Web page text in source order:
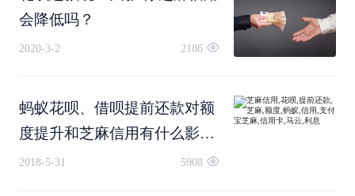
会降低吗？
2020-3-2 2186
蚂蚁花呗、借呗提前还款对额
度提升和芝麻信用有什么影
响？
2018-5-31 5908